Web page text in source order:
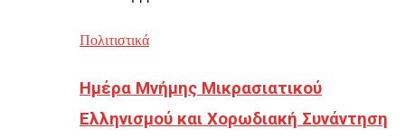
Πολιτιστικά
Ημέρα Μνήμης Μικρασιατικού
Ελληνισμού και Χορωδιακή Συνάντηση